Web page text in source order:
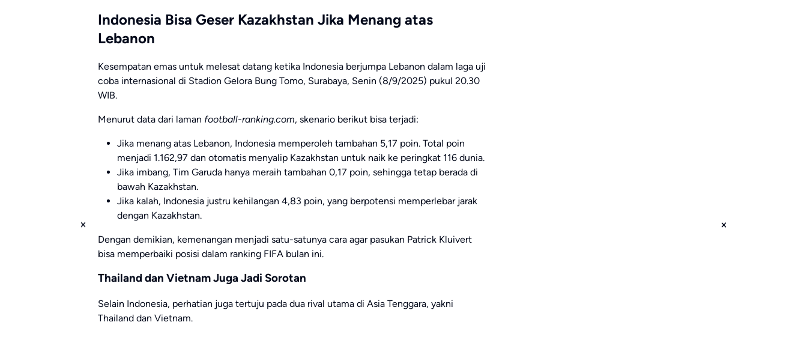
Indonesia Bisa Geser Kazakhstan Jika Menang atas
Lebanon
Kesempatan emas untuk melesat datang ketika Indonesia berjumpa Lebanon dalam laga uji
coba internasional di Stadion Gelora Bung Tomo, Surabaya, Senin (8/9/2025) pukul 20.30
WIB.
Menurut data dari laman football-ranking.com, skenario berikut bisa terjadi:
Jika menang atas Lebanon, Indonesia memperoleh tambahan 5,17 poin. Total poin
menjadi 1.162,97 dan otomatis menyalip Kazakhstan untuk naik ke peringkat 116 dunia.
Jika imbang, Tim Garuda hanya meraih tambahan 0,17 poin, sehingga tetap berada di
bawah Kazakhstan.
Jika kalah, Indonesia justru kehilangan 4,83 poin, yang berpotensi memperlebar jarak
dengan Kazakhstan.
Dengan demikian, kemenangan menjadi satu-satunya cara agar pasukan Patrick Kluivert
bisa memperbaiki posisi dalam ranking FIFA bulan ini.
Thailand dan Vietnam Juga Jadi Sorotan
Selain Indonesia, perhatian juga tertuju pada dua rival utama di Asia Tenggara, yakni
Thailand dan Vietnam.